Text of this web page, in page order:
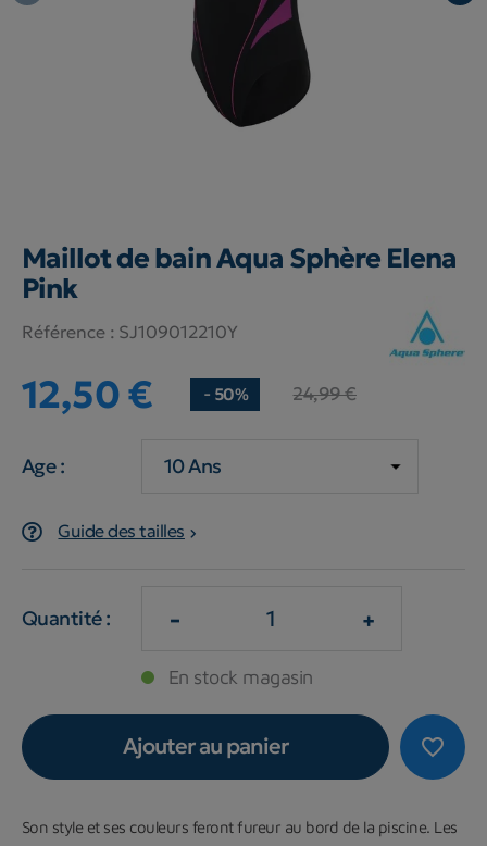
Maillot de bain Aqua Sphère Elena
Pink
Référence : SJ109012210Y
12,50 € - 50% 24,99 €
Age :
Guide des tailles
Quantité : - +
En stock magasin
favorite_border
Ajouter au panier
Son style et ses couleurs feront fureur au bord de la piscine. Les